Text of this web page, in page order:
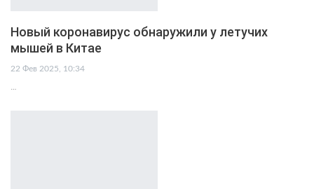
Новый коронавирус обнаружили у летучих
мышей в Китае
22 Фев 2025, 10:34